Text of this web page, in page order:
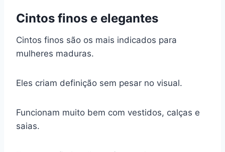
Cintos finos e elegantes
Cintos finos são os mais indicados para
mulheres maduras.
Eles criam definição sem pesar no visual.
Funcionam muito bem com vestidos, calças e
saias.